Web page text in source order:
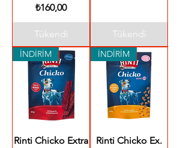
Fiyat
₺160,00
Tükendi Tükendi
İNDİRİM
Rinti Chicko Extra
İNDİRİM
Rinti Chicko Ex.